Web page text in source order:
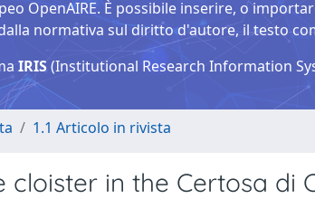
OpenAIRE. È possibile inserire, o
normativa sul diritto d'autore, il testo
IRIS(Institutional Research Information
1.1 Articolo in rivista
in the Certosa di